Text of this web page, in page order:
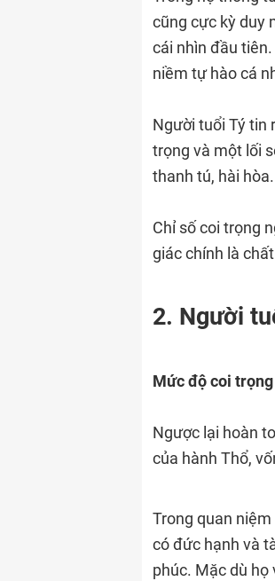
cũng cực kỳ duy
cái nhìn đầu
niềm tự hào cá
Người tuổi Tý tin
trọng và một lối
thanh tú, hài hòa.
Chỉ số coi trọng
giác chính là
2. Người
Mức độ coi
Ngược lại hoàn
của hành Thổ,
Trong quan
có đức hạnh và
phúc. Mặc dù họ